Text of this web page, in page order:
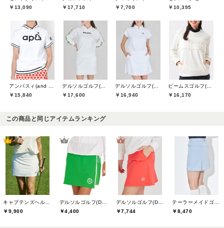
￥13,090
￥17,710
￥7,700
￥10,395
￥15,840
￥17,600
￥16,940
￥16,170
この商品と同じアイテムランキング
￥9,900
￥4,400
￥7,744
￥8,470